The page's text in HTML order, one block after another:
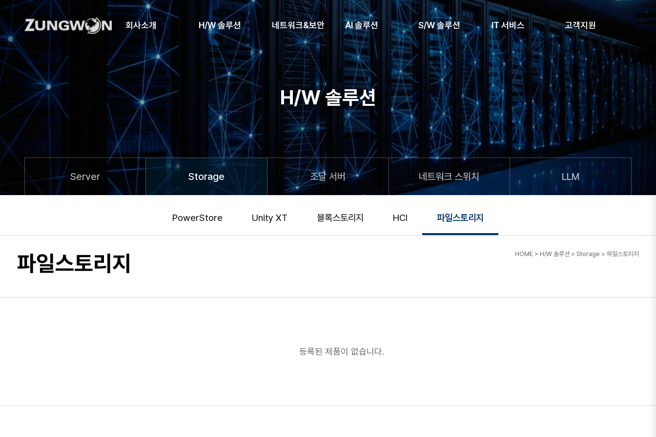
회사소개 H/W 솔루션 네트워크&보안 AI 솔루션 S/W 솔루션 IT 서비스 고객지원
H/W 솔루션
Server Storage 조달 서버 네트워크 스위치 LLM
PowerStore Unity XT 블록스토리지 HCI 파일스토리지
파일스토리지 HOME > H/W 솔루션 > Storage > 파일스토리지
등록된 제품이 없습니다.